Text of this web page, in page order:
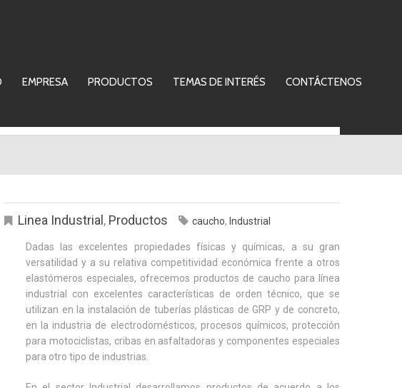
EMPRESA PRODUCTOS TEMAS DE INTERÉS CONTÁCTENOS
Linea Industrial , Productos caucho, Industrial
Dadas las excelentes propiedades físicas y químicas, a su gran
versatilidad y a su relativa competitividad económica frente a otros
elastómeros especiales, ofrecemos productos de caucho para línea
industrial con excelentes características de orden técnico, que se
utilizan en la instalación de tuberías plásticas de GRP y de concreto,
en la industria de electrodomésticos, procesos químicos, protección
para motociclistas, cribas en asfaltadoras y componentes especiales
para otro tipo de industrias.